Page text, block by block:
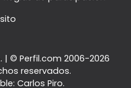
| © Perfil.com 2006-2026
reservados.
Carlos Piro.